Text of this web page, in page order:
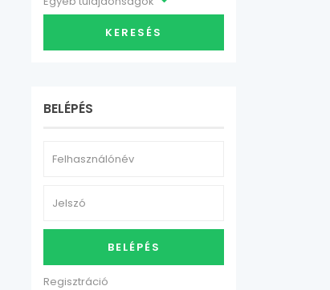
KERESÉS
BELÉPÉS
BELÉPÉS
Regisztráció